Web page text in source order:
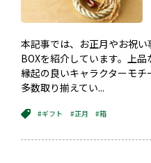
本記事では、お正月やお祝
BOXを紹介しています。上品
縁起の良いキャラクターモ
多数取り揃えてい...
#ギフト #正月 #箱